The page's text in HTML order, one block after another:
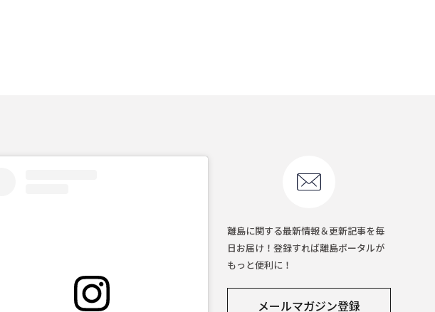
離島に関する最新情報＆更新記事を毎
日お届け！登録すれば離島ポータルが
もっと便利に！
メールマガジン登録